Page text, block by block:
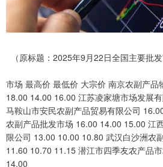
（原标题：2025年9月22日全国主要批
市场 最高价 最低价 大宗价 南京农副产品
18.00 14.00 16.00 江苏凌家塘市场发展
马鞍山市安民农副产品贸易有限公司
农副产品批发市场 16.00 14.00 15.00 江
限公司 13.00 10.00 10.80 武汉白沙洲农
11.60 10.70 11.15 潜江市四季友农产品
14.00